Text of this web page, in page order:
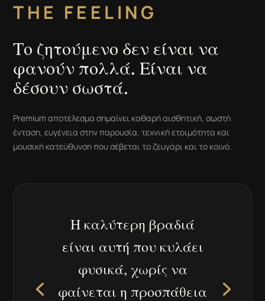
THE FEELING
Το ζητούμενο δεν είναι να
φανούν πολλά. Είναι να
δέσουν σωστά.
Premium αποτέλεσμα σημαίνει καθαρή αισθητική, σωστή
ένταση, ευγένεια στην παρουσία, τεχνική ετοιμότητα και
μουσική κατεύθυνση που σέβεται το ζευγάρι και το κοινό.
Η καλύτερη βραδιά
είναι αυτή που κυλάει
φυσικά, χωρίς να
φαίνεται η προσπάθεια